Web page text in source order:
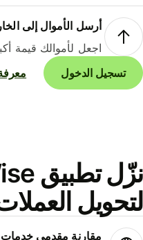
أرسل الأموال إلى
اجعل لأموالك قيمة
تسجيل الدخول
معرفة
العملات
مقارنة مقدمي خدمات